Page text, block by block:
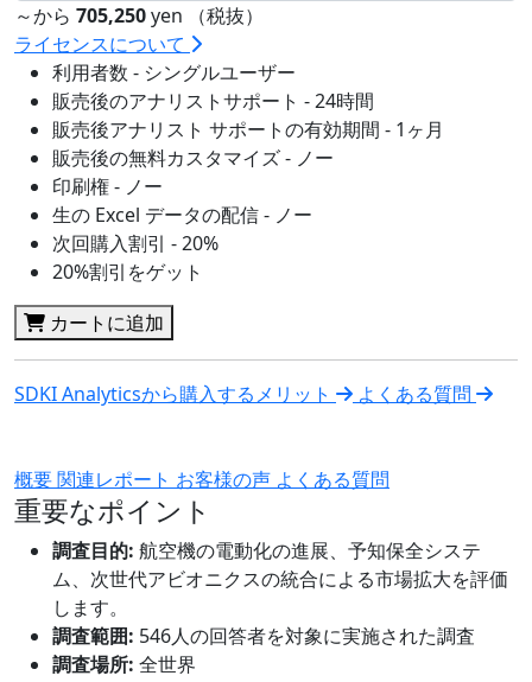
～から 705,250yen （税抜）
ライセンスについて
利用者数 - シングルユーザー
販売後のアナリストサポート - 24時間
販売後アナリスト サポートの有効期間 - 1ヶ月
販売後の無料カスタマイズ - ノー
印刷権 - ノー
生の Excel データの配信 - ノー
次回購入割引 - 20%
20%割引をゲット
カートに追加
SDKI Analyticsから購入するメリット よくある質問
概要関連レポート お客様の声 よくある質問
重要なポイント
調査目的: 航空機の電動化の進展、予知保全システ
ム、次世代アビオニクスの統合による市場拡大を評価
します。
調査範囲: 546人の回答者を対象に実施された調査
調査場所: 全世界